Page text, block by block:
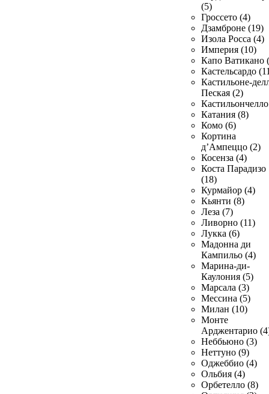
(5)
Гроссето (4)
Дзамброне (19)
Изола Росса (4)
Империя (10)
Капо Ватикано
Кастельсардо
Кастильоне-
Пеская (2)
Катания (8)
Комо (6)
Кортина
д’Ампеццо (2)
Косенза (4)
Коста Парадизо
(18)
Курмайор (4)
Кьянти (8)
Леза (7)
Ливорно (11)
Лукка (6)
Мадонна ди
Кампильо (4)
Марина-ди-
Каулония (5)
Марсала (3)
Мессина (5)
Милан (10)
Монте
Арджентарио
Неббьюно (3)
Неттуно (9)
Оджеббио (4)
Ольбия (4)
Орбетелло (8)